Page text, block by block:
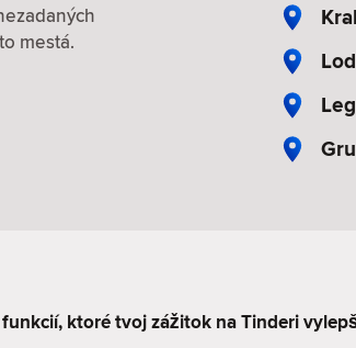
mestá.
ktoré tvoj zážitok na Tinderi